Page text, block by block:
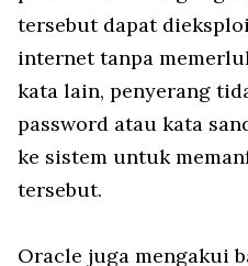
tersebut dapat
internet tanpa
kata lain, penyerang
password atau kata
ke sistem untuk
tersebut.
Oracle juga mengakui